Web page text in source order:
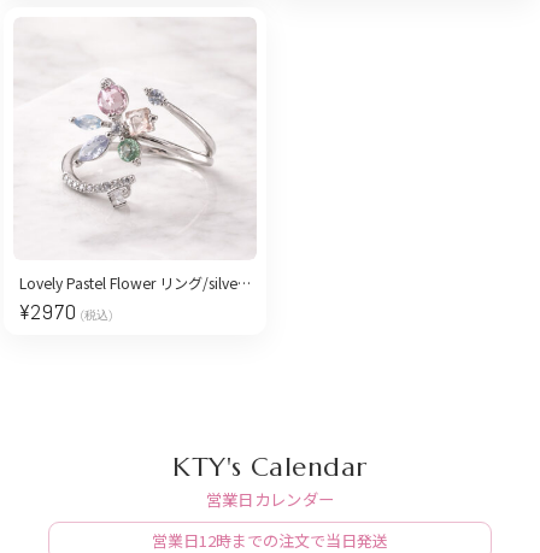
Lovely Pastel Flower リング/silver［free size］
¥2970 (税込)
KTY's Calendar
営業日カレンダー
営業日12時までの注文で当日発送